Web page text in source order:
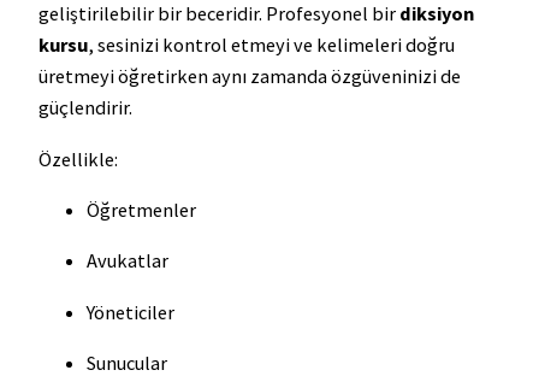
geliştirilebilir bir beceridir. Profesyonel bir diksiyon
kursu, sesinizi kontrol etmeyi ve kelimeleri doğru
üretmeyi öğretirken aynı zamanda özgüveninizi de
güçlendirir.
Özellikle:
Öğretmenler
Avukatlar
Yöneticiler
Sunucular